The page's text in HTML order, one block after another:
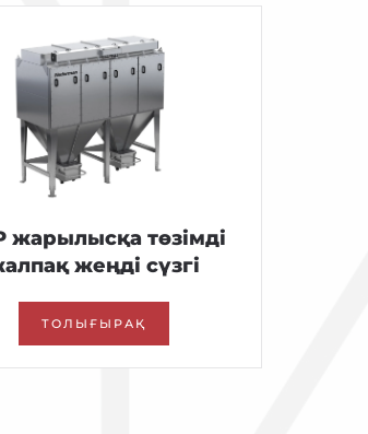
жарылысқа төзімді
жеңді сүзгі
ТОЛЫҒЫРАҚ